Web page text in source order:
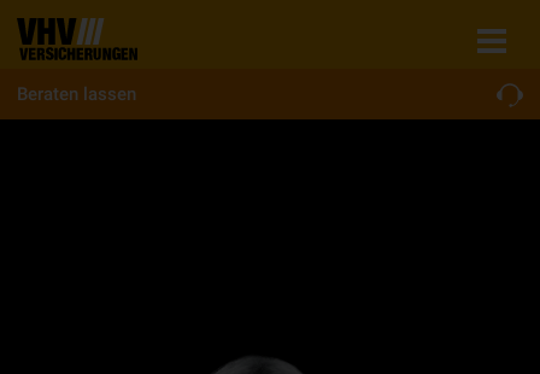
Beraten lassen